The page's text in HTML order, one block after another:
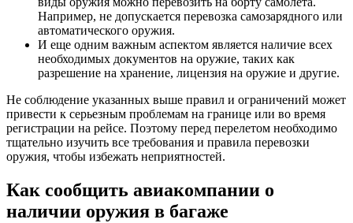
Например, не допускается перевозка самозарядного или
автоматического оружия.
И еще одним важным аспектом является наличие всех
необходимых документов на оружие, таких как
разрешение на хранение, лицензия на оружие и другие.
Не соблюдение указанных выше правил и ограничений может
привести к серьезным проблемам на границе или во время
регистрации на рейсе. Поэтому перед перелетом необходимо
тщательно изучить все требования и правила перевозки
оружия, чтобы избежать неприятностей.
Как сообщить авиакомпании о
наличии оружия в багаже